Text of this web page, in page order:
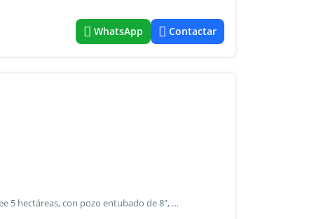
WhatsApp Contactar
Rivarola agostini vende campo en el carrizal de abajo. Posee 5 hectáreas, con pozo entubado de 8", con salida de 6", sin bomba para uso agrícola. Actualmente está inculto. El mismo se encuentra a sólo 4km de la intersección de ruta 16 y ruta 61. El precio publicado en el aviso, las medidas y distancias indicadas, son de referencia, sujeto a modificaciones sin previo aviso. Los datos consignados en esta web o publicación, pueden contener errores y no son contractuales; verifique los mismos previamente con nuestro corredor inmobiliario. Más propiedades en mat.1434